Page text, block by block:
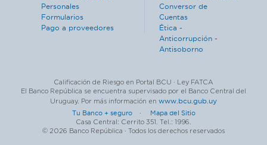
Personales
Formularios
Pago a proveedores
Conversor de
Cuentas
Ética -
Anticorrupción -
Antisoborno
Calificación de Riesgo en Portal BCU · Ley FATCA
El Banco República se encuentra supervisado por el Banco Central del
Uruguay. Por más información en www.bcu.gub.uy
Tu Banco + seguro · Mapa del Sitio
Casa Central: Cerrito 351. Tel.: 1996.
© 2026 Banco República · Todos los derechos reservados